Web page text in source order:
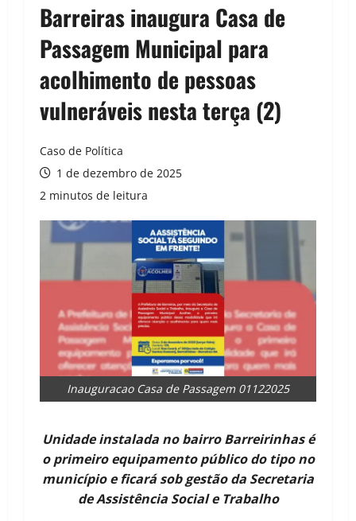
Barreiras inaugura Casa de
Passagem Municipal para
acolhimento de pessoas
vulneráveis nesta terça (2)
Caso de Política
1 de dezembro de 2025
2 minutos de leitura
Inauguracao Casa de Passagem 01122025
Unidade instalada no bairro Barreirinhas é
o primeiro equipamento público do tipo no
município e ficará sob gestão da Secretaria
de Assistência Social e Trabalho